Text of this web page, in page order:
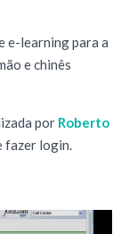
e-learning para a
e chinês
por Roberto
fazer login.